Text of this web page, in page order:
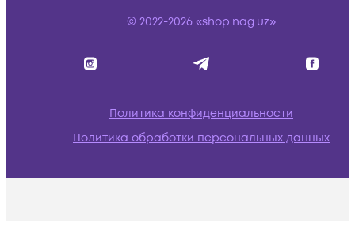
© 2022-2026 «shop.nag.uz»
Политика конфиденциальности
Политика обработки персональных данных